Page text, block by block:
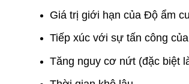
Giá trị giới hạn của Độ ẩm
Tiếp xúc với sự tấn công
Tăng nguy cơ nứt (đặc biệt